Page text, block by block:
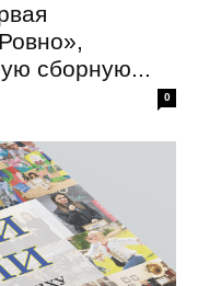
сборную...
0